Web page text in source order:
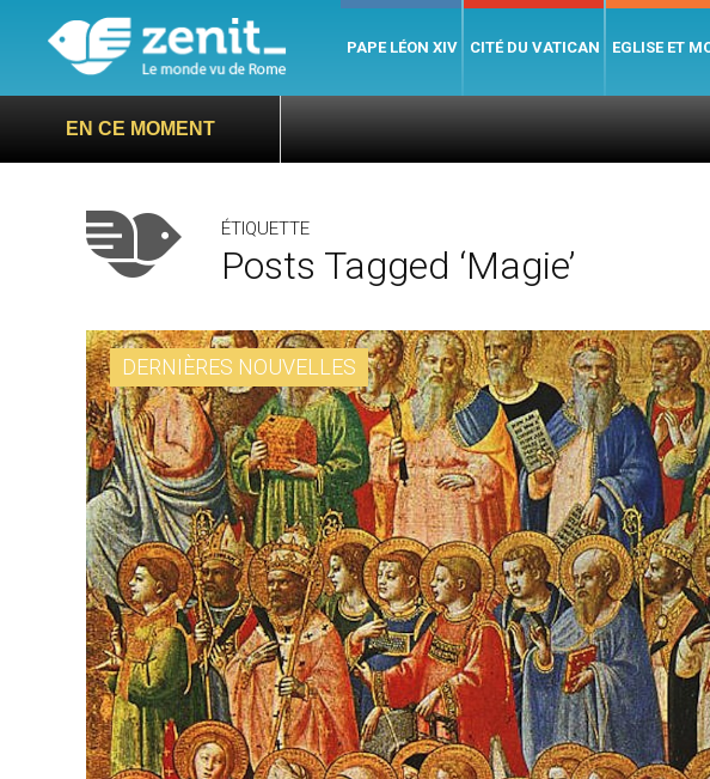
PAPE LÉON XIV CITÉ DU VATICAN EGLISE ET
EN CE MOMENT
ÉTIQUETTE
Posts Tagged ‘magie’
DERNIÈRES NOUVELLES